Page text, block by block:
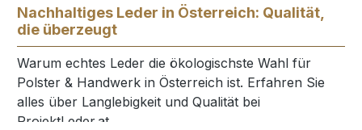
Nachhaltiges Leder in Österreich: Qualität,
die überzeugt
Warum echtes Leder die ökologischste Wahl für
Polster & Handwerk in Österreich ist. Erfahren Sie
alles über Langlebigkeit und Qualität bei
ProjektLeder.at.